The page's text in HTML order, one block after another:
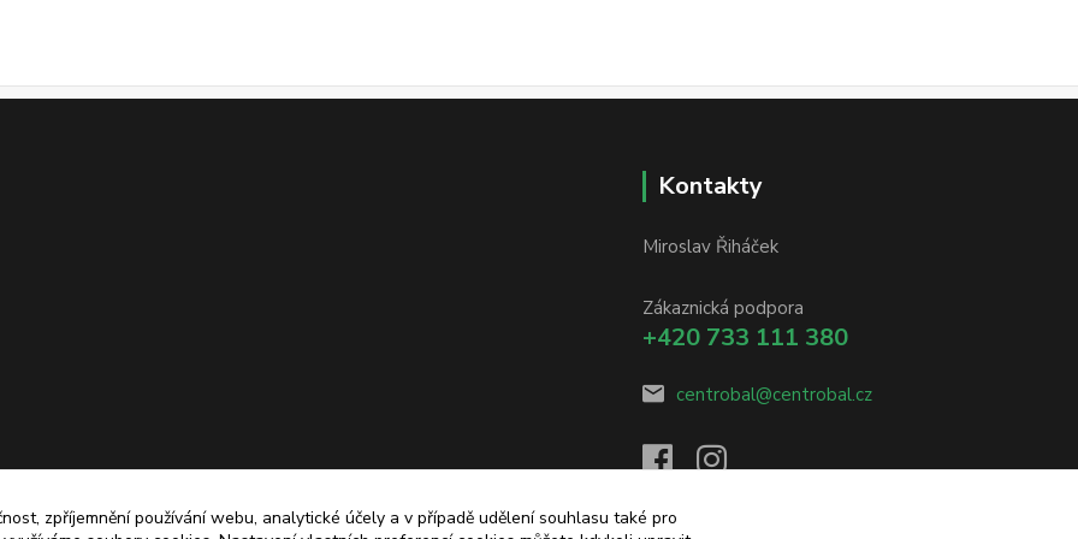
Kontakty
Miroslav Řiháček
Zákaznická podpora
+420 733 111 380
centrobal@centrobal.cz
zpříjemnění používání webu, analytické účely a v případě udělení souhlasu také pro